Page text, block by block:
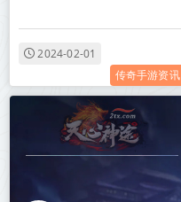
变态传奇装备带极品属
性
2024-02-01
传奇手游资讯